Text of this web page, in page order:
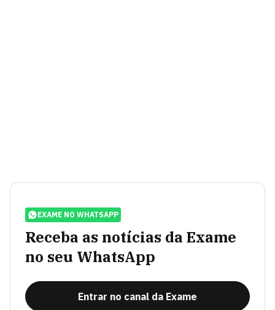
EXAME NO WHATSAPP
Receba as notícias da Exame
no seu WhatsApp
Entrar no canal da Exame